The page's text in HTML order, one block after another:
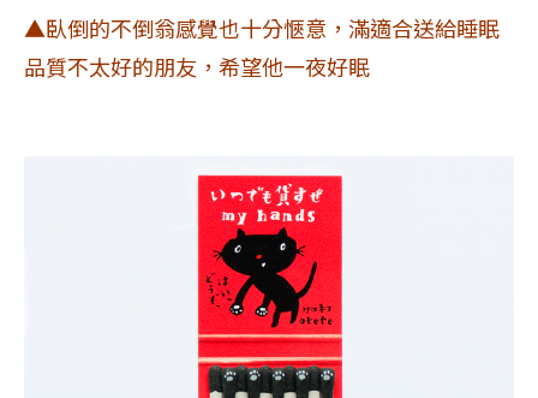
▲臥倒的不倒翁感覺也十分愜意，滿適合送給睡眠
品質不太好的朋友，希望他一夜好眠